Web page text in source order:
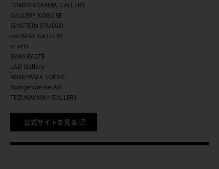
TOMIO KOYAMA GALLERY
GALLERY KOGURE
EINSTEIN STUDIO
HARMAS GALLERY
s+arts
EUKARYOTE
LAD Gallery
KOMIYAMA TOKYO
Röntgenwerke AG
TEZUKAYAMA GALLERY
公式サイトを見る